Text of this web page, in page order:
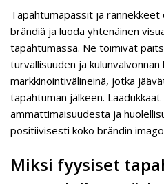
Tapahtumapassit ja
brändiä ja luoda yhtenäinen
tapahtumassa. Ne toimivat
turvallisuuden ja kulunvalvonnan
markkinointivälineinä, jotka
tapahtuman jälkeen. Laadukkaat
ammattimaisuudesta ja
positiivisesti koko brändin
Miksi fyysiset